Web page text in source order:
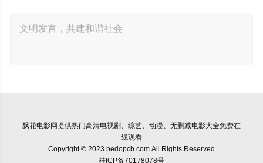
飘花电影网提供热门高清电视剧、综艺、动漫、无删减电影大全免费在
线观看
Copyright © 2023 bedopcb.com All Rights Reserved
桂ICP备70178078号